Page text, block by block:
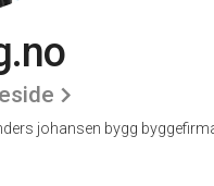
johansen bygg